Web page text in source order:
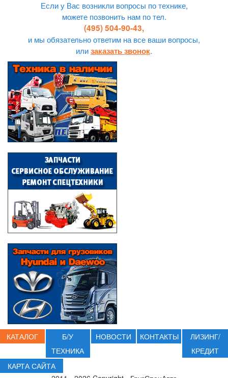
Если у Вас возникли вопросы по технике,
можете позвонить нам по тел.
(495) 504-90-43,
и мы обязательно ответим на все ваши вопросы,
илизаказать звонок.
КАТАЛОГ
Б/У
ТЕХНИКА
НОВОСТИ КОНТАКТЫ
ЛИЗИНГ/
КРЕДИТ
КАРТА САЙТА